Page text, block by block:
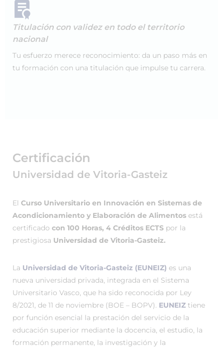
Titulación con validez en todo el territorio
nacional
Tu esfuerzo merece reconocimiento: da un paso más en
tu formación con una titulación que impulse tu carrera.
Certificación
Universidad de Vitoria-Gasteiz
El Curso Universitario en Innovación en Sistemas de
Acondicionamiento y Elaboración de Alimentos está
certificado con 100 Horas, 4 Créditos ECTS por la
prestigiosa Universidad de Vitoria-Gasteiz.
La Universidad de Vitoria-Gasteiz (EUNEIZ) es una
nueva universidad privada, integrada en el Sistema
Universitario Vasco, que ha sido reconocida por Ley
8/2021, de 11 de noviembre (BOE – BOPV). EUNEIZ tiene
por función esencial la prestación del servicio de la
educación superior mediante la docencia, el estudio, la
formación permanente, la investigación y la